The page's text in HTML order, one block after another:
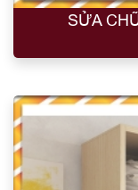
SỬA